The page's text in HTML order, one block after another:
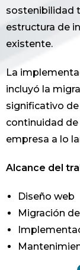
sostenibilidad
estructura de
existente.
La
incluyó la
significativo
continuidad
empresa a lo
Alcance del
Diseño web
Migración